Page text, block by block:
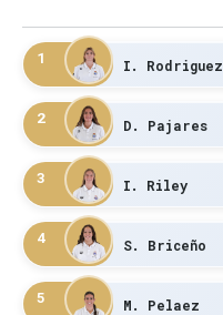
1 I. Rodriguez
2 D. Pajares
3 I. Riley
4 S. Briceño
5 M. Pelaez